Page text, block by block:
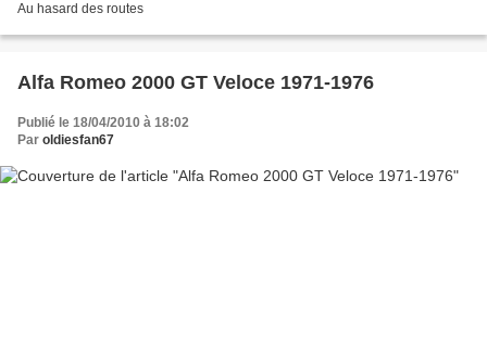
Au hasard des routes
Alfa Romeo 2000 GT Veloce 1971-1976
Publié le 18/04/2010 à 18:02
Par oldiesfan67